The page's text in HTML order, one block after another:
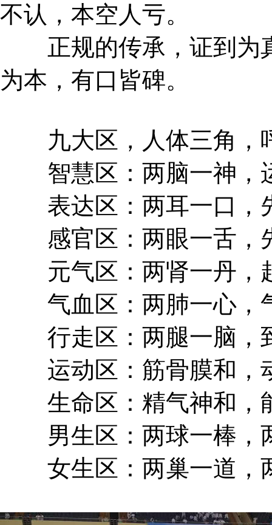
不认，本空人亏。
正规的传承，证到为
为本，有口皆碑。
九大区，人体三角，
智慧区：两脑一神，
表达区：两耳一口，
感官区：两眼一舌，
元气区：两肾一丹，
气血区：两肺一心，
行走区：两腿一脑，
运动区：筋骨膜和，
生命区：精气神和，
男生区：两球一棒，
女生区：两巢一道，